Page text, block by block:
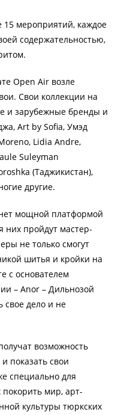
мероприятий, каждое
содержательностью,
Open Air возле
Свои коллекции на
и зарубежные бренды и
Art by Sofia, Умэд
Lidia Andre,
Suleyman
(Таджикистан),
другие.
мощной платформой
пройдут мастер-
не только смогут
шитья и кройки на
с основателем
– Anor – Дильнозой
свое дело и не
возможность
показать свои
специально для
мир, арт-
культуры тюркских